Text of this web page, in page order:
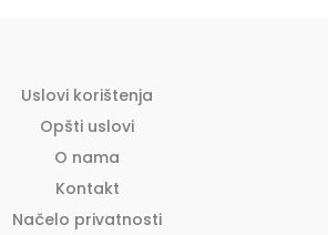
Uslovi korištenja
Opšti uslovi
O nama
Kontakt
Načelo privatnosti